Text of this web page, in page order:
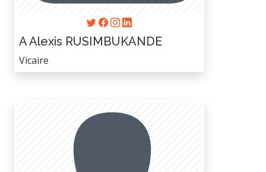
A Alexis RUSIMBUKANDE
Vicaire